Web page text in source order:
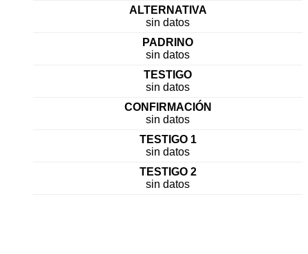
ALTERNATIVA
sin datos
PADRINO
sin datos
TESTIGO
sin datos
CONFIRMACIÓN
sin datos
TESTIGO 1
sin datos
TESTIGO 2
sin datos